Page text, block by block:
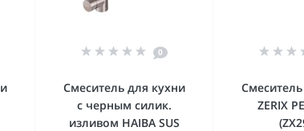
0
Смеситель для кухни
с черным силик.
изливом HAIBA SUS
ZERIX